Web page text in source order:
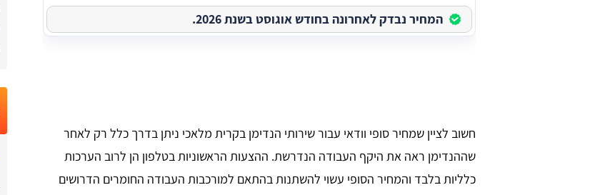
המחיר נבדק לאחרונה בחודש אוגוסט בשנת 2026.
חשוב לציין שמחיר סופי וודאי עבור שירותי הנדימן בקרית מלאכי ניתן בדרך כלל רק לאחר
שההנדימן ראה את היקף העבודה הנדרשת. ההצעות הראשוניות בטלפון הן לרוב הערכות
כלליות בלבד והמחיר הסופי עשוי להשתנות בהתאם למורכבות העבודה החומרים הדרושים